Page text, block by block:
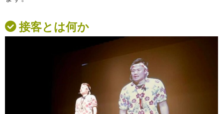
接客とは何か